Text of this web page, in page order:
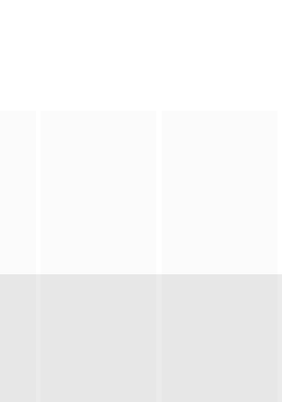
敢面对困难的爱情故事。通过剧中主